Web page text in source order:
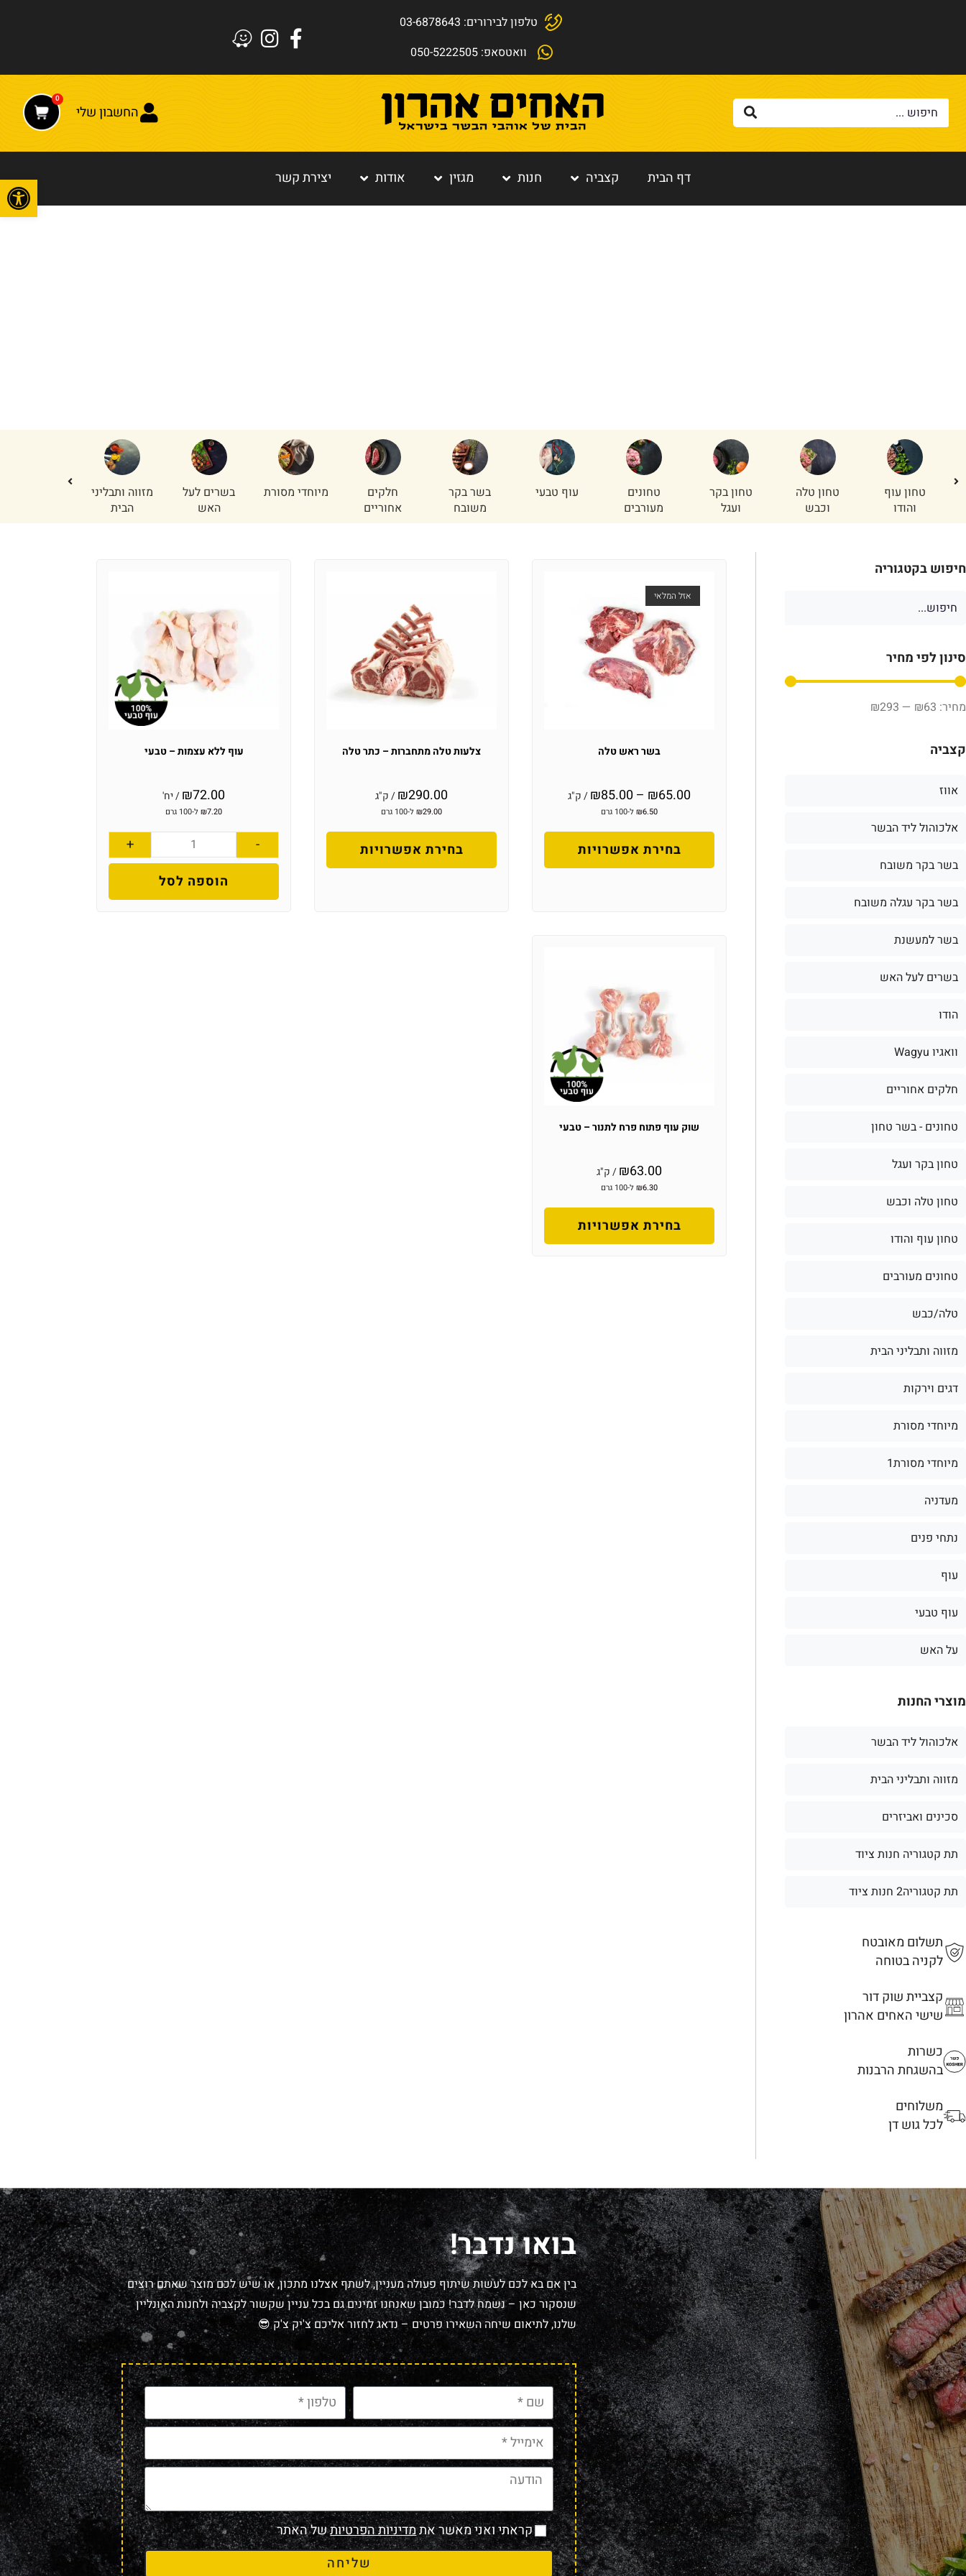
טלפון לבירורים: 03-6878643
וואטסאפ: 050-5222505
החשבון שלי
0
דף הבית קצביה חנות מגזין אודות יצירת קשר
טחון עוף
והודו
טחון טלה
וכבש
טחון בקר
ועגל
טחונים
מעורבים
עוף טבעי
בשר בקר
משובח
חלקים
אחוריים
מיוחדי מסורת
בשרים לעל
האש
מזווה ותבליני
הבית
חיפוש בקטגוריה
סינון לפי מחיר
₪63
—
₪293
קצביה
אווז
אלכוהול ליד הבשר
בשר בקר משובח
בשר בקר עגלה משובח
בשר למעשנת
בשרים לעל האש
הודו
וואגיו Wagyu
חלקים אחוריים
טחונים - בשר טחון
טחון בקר ועגל
טחון טלה וכבש
טחון עוף והודו
טחונים מעורבים
טלה/כבש
מזווה ותבליני הבית
דגים וירקות
מיוחדי מסורת
מיוחדי מסורת1
מעדניה
נתחי פנים
עוף
עוף טבעי
על האש
מוצרי החנות
אלכוהול ליד הבשר
מזווה ותבליני הבית
סכינים ואביזרים
תת קטגוריה חנות ציוד
תת קטגוריה2 חנות ציוד
תשלום מאובטח
לקניה בטוחה
קצביית שוק דור
שישי האחים אהרון
כשרות
בהשגחת הרבנות
משלוחים
לכל גוש דן
אזל המלאי
בשר ראש טלה
₪65.00
–
₪85.00 / ק"ג
₪6.50 ל-100 גרם
בחירת אפשרויות
צלעות טלה מתחברות – כתר טלה
₪290.00 / ק"ג
₪29.00 ל-100 גרם
בחירת אפשרויות
עוף ללא עצמות – טבעי
₪72.00 / יח'
₪7.20 ל-100 גרם
-
+
הוספה לסל
שוק עוף פתוח פרח לתנור – טבעי
₪63.00 / ק"ג
₪6.30 ל-100 גרם
בחירת אפשרויות
בואו נדבר!
בין אם בא לכם לעשות שיתוף פעולה מעניין, לשתף אצלנו מתכון, או שיש לכם מוצר שאתם רוצים
שנסקור כאן – נשמח לדבר! כמובן שאנחנו זמינים גם בכל עניין שקשור לקצביה ולחנות האונליין
שלנו, לתיאום שיחה השאירו פרטים – נדאג לחזור אליכם צ'יק צ'ק 😎
קראתי ואני מאשר אתמדיניות הפרטיותשל האתר
שליחה